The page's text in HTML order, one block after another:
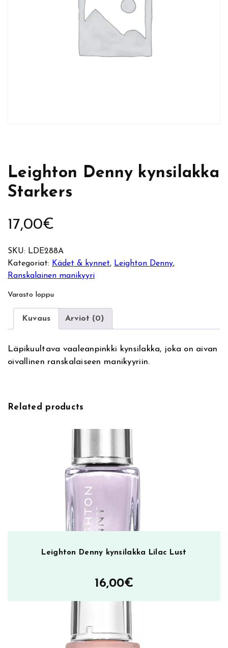
Leighton Denny kynsilakka
Starkers
17,00€
SKU: LDE288A
Kategoriat: Kädet & kynnet, Leighton Denny
Ranskalainen manikyyri
Varasto loppu
Kuvaus Arviot (0)
Läpikuultava vaaleanpinkki kynsilakka, joka on aivan
oivallinen ranskalaiseen manikyyriin.
Related products
Leighton Denny kynsilakka Lilac Lust
16,00€